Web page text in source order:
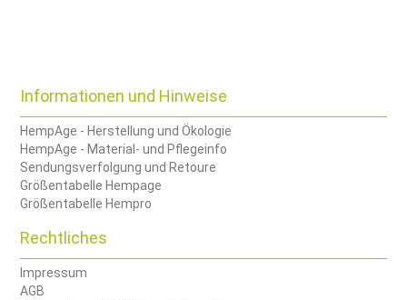
Informationen und Hinweise
HempAge - Herstellung und Ökologie
HempAge - Material- und Pflegeinfo
Sendungsverfolgung und Retoure
Größentabelle Hempage
Größentabelle Hempro
Rechtliches
Impressum
AGB